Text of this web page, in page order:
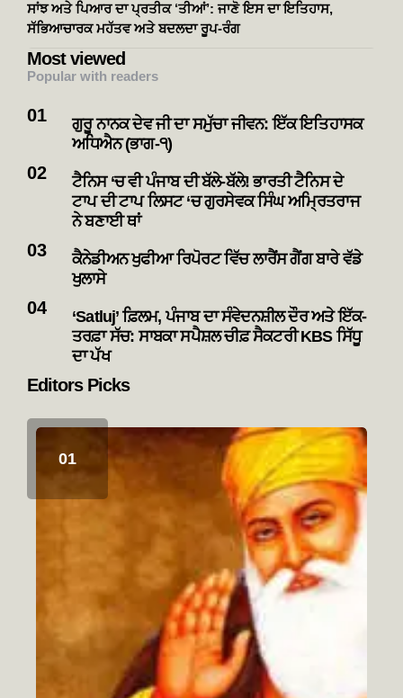
ਸਾਂਝ ਅਤੇ ਪਿਆਰ ਦਾ ਪ੍ਰਤੀਕ ‘ਤੀਆਂ’: ਜਾਣੋ ਇਸ ਦਾ ਇਤਿਹਾਸ,
ਸੱਭਿਆਚਾਰਕ ਮਹੱਤਵ ਅਤੇ ਬਦਲਦਾ ਰੂਪ-ਰੰਗ
Most viewed
Popular with readers
ਗੁਰੂ ਨਾਨਕ ਦੇਵ ਜੀ ਦਾ ਸਮੁੱਚਾ ਜੀਵਨ: ਇੱਕ ਇਤਿਹਾਸਕ
ਅਧਿਐਨ (ਭਾਗ-੧)
ਟੈਨਿਸ ‘ਚ ਵੀ ਪੰਜਾਬ ਦੀ ਬੱਲੇ-ਬੱਲੇ! ਭਾਰਤੀ ਟੈਨਿਸ ਦੇ
ਟਾਪ ਦੀ ਟਾਪ ਲਿਸਟ ‘ਚ ਗੁਰਸੇਵਕ ਸਿੰਘ ਅਮ੍ਰਿਤਰਾਜ
ਨੇ ਬਣਾਈ ਥਾਂ
ਕੈਨੇਡੀਅਨ ਖੁਫੀਆ ਰਿਪੋਰਟ ਵਿੱਚ ਲਾਰੈਂਸ ਗੈਂਗ ਬਾਰੇ ਵੱਡੇ
ਖੁਲਾਸੇ
‘Satluj’ ਫ਼ਿਲਮ, ਪੰਜਾਬ ਦਾ ਸੰਵੇਦਨਸ਼ੀਲ ਦੌਰ ਅਤੇ ਇੱਕ-
ਤਰਫ਼ਾ ਸੱਚ: ਸਾਬਕਾ ਸਪੈਸ਼ਲ ਚੀਫ਼ ਸੈਕਟਰੀ KBS ਸਿੱਧੂ
ਦਾ ਪੱਖ
Editors Picks